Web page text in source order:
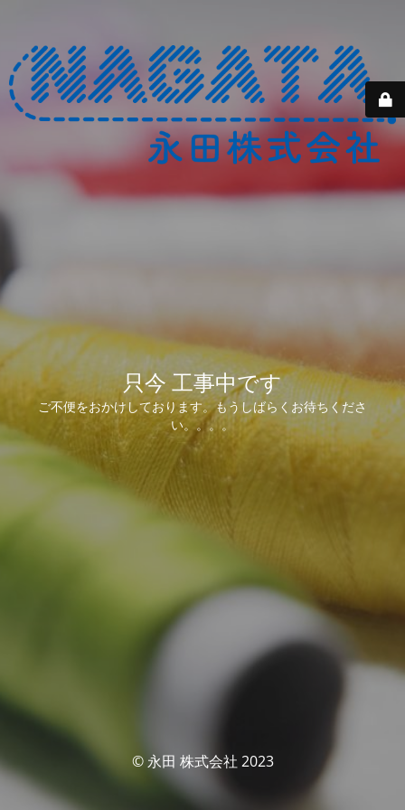
只今 工事中です
ご不便をおかけしております。もうしばらくお待ちくださ
い。。。。
© 永田 株式会社 2023